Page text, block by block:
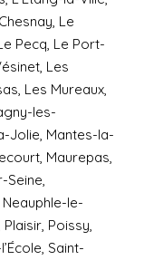
Le
Pecq, Le Port-
Les
Les Mureaux,
les-
Jolie, Mantes-la-
Maurepas,
Seine,
le-
Poissy,
Saint-